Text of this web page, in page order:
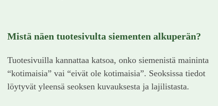
Mistä näen tuotesivulta siementen alkuperän?
Tuotesivuilla kannattaa katsoa, onko siemenistä maininta
“kotimaisia” vai “eivät ole kotimaisia”. Seoksissa tiedot
löytyvät yleensä seoksen kuvauksesta ja lajilistasta.